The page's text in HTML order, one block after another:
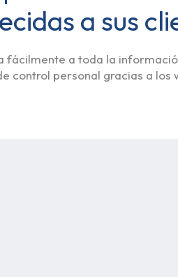
a sus
fácilmente a toda la
control personal gracias a los